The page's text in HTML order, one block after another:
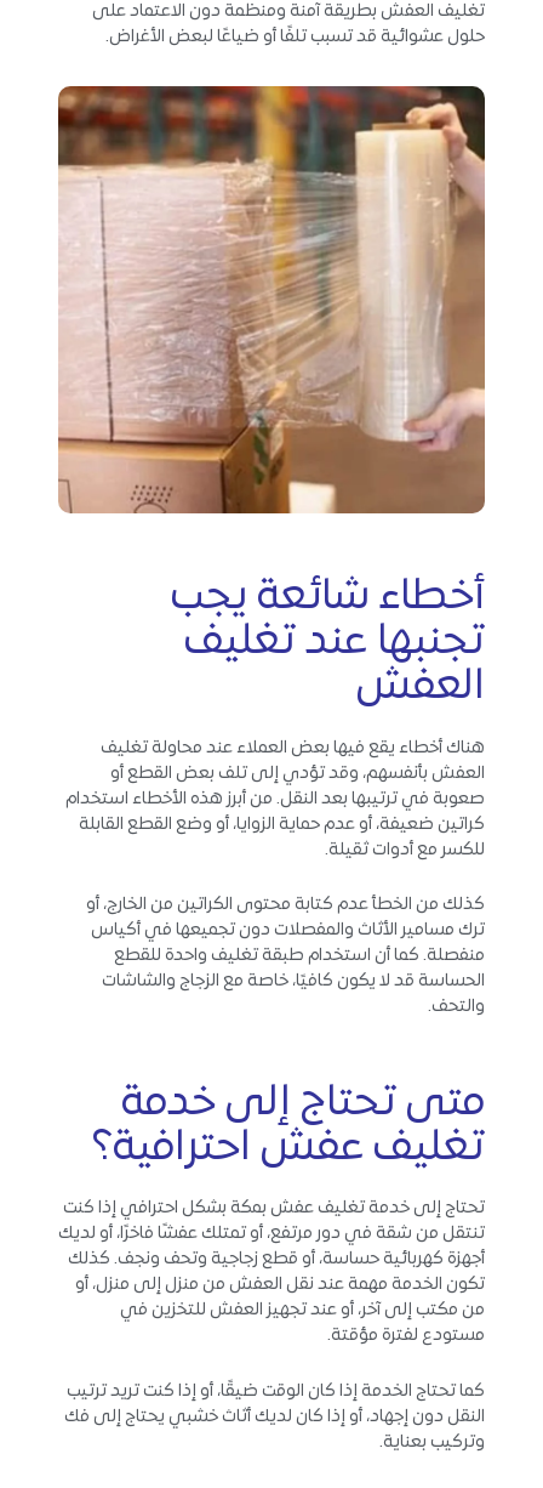
تغليف العفش بطريقة آمنة ومنظمة دون الاعتماد على
حلول عشوائية قد تسبب تلفًا أو ضياعًا لبعض الأغراض.
أخطاء شائعة يجب
تجنبها عند تغليف
العفش
هناك أخطاء يقع فيها بعض العملاء عند محاولة تغليف
العفش بأنفسهم، وقد تؤدي إلى تلف بعض القطع أو
صعوبة في ترتيبها بعد النقل. من أبرز هذه الأخطاء استخدام
كراتين ضعيفة، أو عدم حماية الزوايا، أو وضع القطع القابلة
للكسر مع أدوات ثقيلة.
كذلك من الخطأ عدم كتابة محتوى الكراتين من الخارج، أو
ترك مسامير الأثاث والمفصلات دون تجميعها في أكياس
منفصلة. كما أن استخدام طبقة تغليف واحدة للقطع
الحساسة قد لا يكون كافيًا، خاصة مع الزجاج والشاشات
والتحف.
متى تحتاج إلى خدمة
تغليف عفش احترافية؟
تحتاج إلى خدمة تغليف عفش بمكة بشكل احترافي إذا كنت
تنتقل من شقة في دور مرتفع، أو تمتلك عفشًا فاخرًا، أو لديك
أجهزة كهربائية حساسة، أو قطع زجاجية وتحف ونجف. كذلك
تكون الخدمة مهمة عند نقل العفش من منزل إلى منزل، أو
من مكتب إلى آخر، أو عند تجهيز العفش للتخزين في
مستودع لفترة مؤقتة.
كما تحتاج الخدمة إذا كان الوقت ضيقًا، أو إذا كنت تريد ترتيب
النقل دون إجهاد، أو إذا كان لديك أثاث خشبي يحتاج إلى فك
وتركيب بعناية.